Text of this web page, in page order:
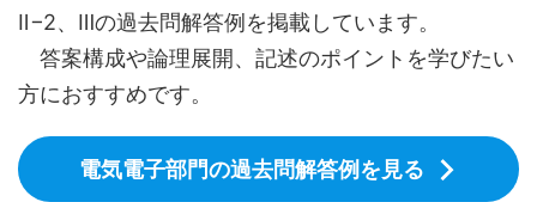
Ⅱ−2、Ⅲの過去問解答例を掲載しています。
答案構成や論理展開、記述のポイントを学びたい
方におすすめです。
電気電子部門の過去問解答例を見る